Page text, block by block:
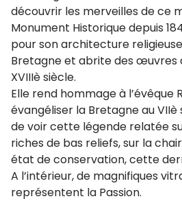
découvrir les merveilles de ce
Monument Historique depuis
pour son architecture
Bretagne et abrite des œuvres
XVIIIè siècle.
Elle rend hommage à l’évêque
évangéliser la Bretagne au VIIè
de voir cette légende relatée
riches de bas reliefs, sur la
état de conservation, cette
A l’intérieur, de magnifiques
représentent la Passion.